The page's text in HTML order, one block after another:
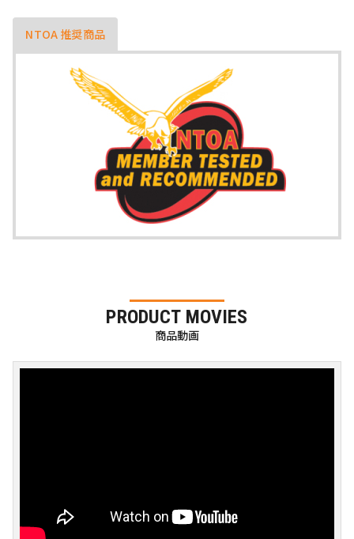
NTOA 推奨商品
PRODUCT MOVIES
商品動画